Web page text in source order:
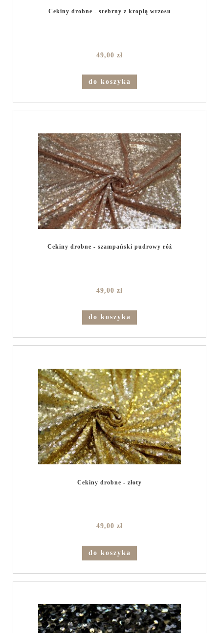
Cekiny drobne - srebrny z kroplą wrzosu
49,00 zł
do koszyka
Cekiny drobne - szampański pudrowy róż
49,00 zł
do koszyka
Cekiny drobne - złoty
49,00 zł
do koszyka